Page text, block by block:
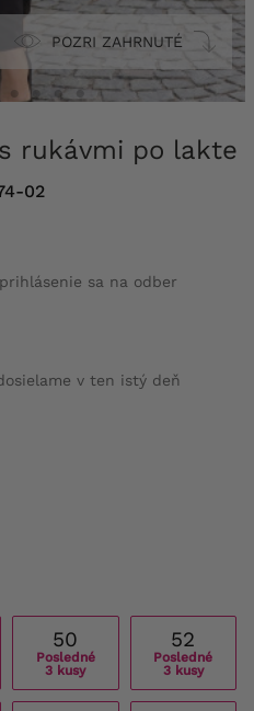
POZRI ZAHRNUTÉ
s rukávmi po lakte
02
sa na odber
v ten istý deň
50
Posledné
3 kusy
52
Posledné
3 kusy